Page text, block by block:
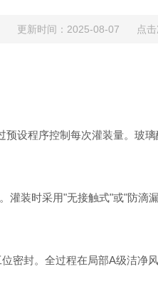
更新时间：2025-08-07 点击
程序控制每次灌装量。玻璃
时采用"无接触式"或"防滴
封。全过程在局部A级洁净